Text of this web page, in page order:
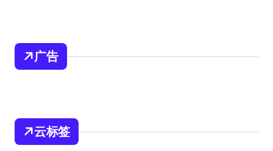
广告
云标签